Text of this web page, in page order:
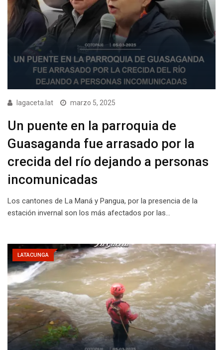
lagaceta.lat marzo 5, 2025
Un puente en la parroquia de
Guasaganda fue arrasado por la
crecida del río dejando a personas
incomunicadas
Los cantones de La Maná y Pangua, por la presencia de la
estación invernal son los más afectados por las…
LATACUNGA